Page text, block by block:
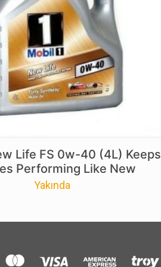
Life FS 0w-40 (4L) Keeps
Performing Like New
Yakında